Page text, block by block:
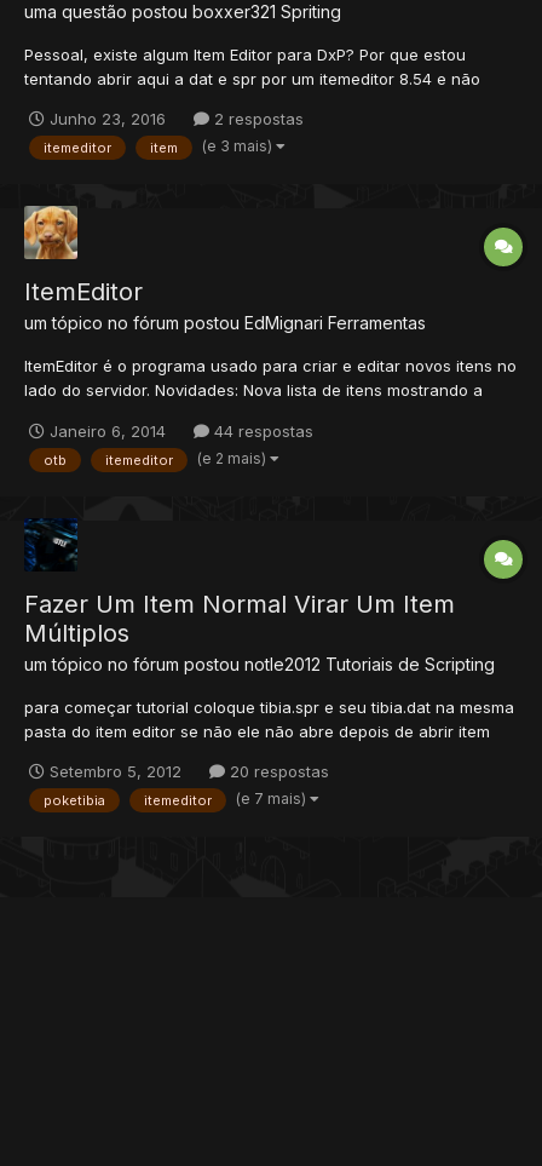
uma questão postou boxxer321 Spriting
Pessoal, existe algum Item Editor para DxP? Por que estou
tentando abrir aqui a dat e spr por um itemeditor 8.54 e não
Junho 23, 2016
2 respostas
itemeditor item (e 3 mais)
ItemEditor
um tópico no fórum postou EdMignari Ferramentas
ItemEditor é o programa usado para criar e editar novos itens no
lado do servidor. Novidades: Nova lista de itens mostrando a
atalho. Barra de ferramentas. Visualização dos valores originais
se estiverem modificados. Pause o mouse...
Janeiro 6, 2014 44 respostas
otb itemeditor (e 2 mais)
Fazer Um Item Normal Virar Um Item
Múltiplos
um tópico no fórum postou notle2012 Tutoriais de Scripting
para começar tutorial coloque tibia.spr e seu tibia.dat na mesma
pasta do item editor se não ele não abre depois de abrir item
vc quer deixar múltiplos exemplo to usando item 11441 marca
essas 2 caixas pickupable [x] stackable [x...
Setembro 5, 2012 20 respostas
poketibia itemeditor (e 7 mais)